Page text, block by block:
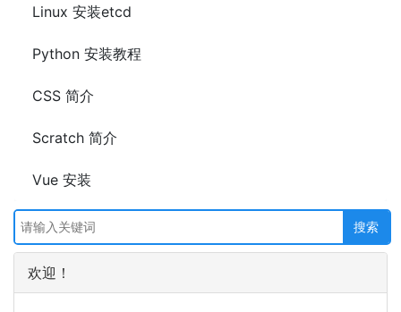
Linux 安装etcd
Python 安装教程
CSS 简介
Scratch 简介
Vue 安装
欢迎！